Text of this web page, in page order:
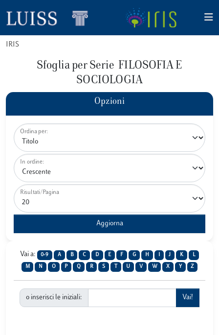
IRIS
Sfoglia per Serie FILOSOFIA E
SOCIOLOGIA
Opzioni
Ordina per:
In ordine:
Risultati/Pagina
Vai a: 0-9 A B C D E F G H J K L
M N O P Q R S U V W X Y Z
o inserisci le iniziali: